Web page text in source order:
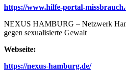
https://www.hilfe-portal-
NEXUS HAMBURG – Netzwerk
gegen sexualisierte Gewalt
Webseite:
https://nexus-hamburg.de/